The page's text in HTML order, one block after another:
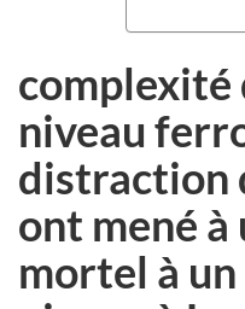
complexité
niveau
distraction
ont mené
mortel à un